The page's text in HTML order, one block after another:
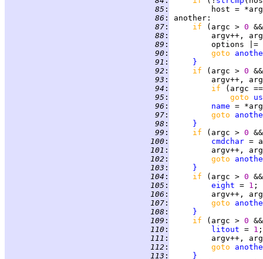
  85
:
  86
: another
  87
: if (argc > 0
  88
:
  89
:
         options |=
  90
: goto
  91
:
}
  92
: if (argc > 0
  93
:
  94
: if
(argc
  95
: goto
  96
:
name
  97
: goto
  98
:
}
  99
: if (argc > 0
100 : cmdchar =
101 :
102 : goto
103 :
}
104 : if (argc > 0
105 : eight = 1
106 :
107 : goto
108 :
}
109 : if (argc > 0
110 : litout = 1
111 :
112 : goto
113 :
}